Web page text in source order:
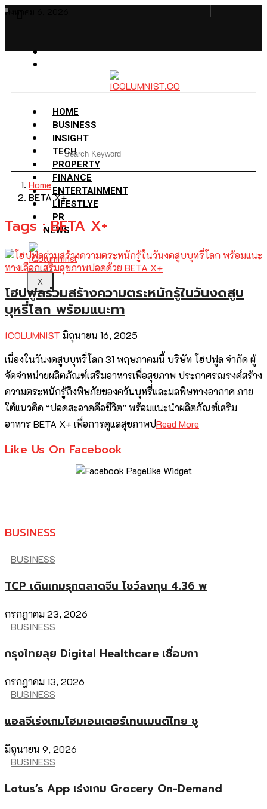
สิงหาคม 6, 2026
HOME
BUSINESS
INSIGHT
TECH
PROPERTY
FINANCE
ENTERTAINMENT
LIFESTLYE
PR
NEWS
X
Home
BETA X+
Tags : BETA X+
โฮปฟูลร่วมสร้างความตระหนักรู้ในวันงดสูบ
บุหรี่โลก พร้อมแนะทา
ICOLUMNIST มิถุนายน 16, 2025
เนื่องในวันงดสูบบุหรี่โลก 31 พฤษภาคมนี้ บริษัท โฮปฟูล จำกัด ผู้
จัดจำหน่ายผลิตภัณฑ์เสริมอาหารเพื่อสุขภาพ ประกาศรณรงค์สร้าง
ความตระหนักรู้ถึงพิษภัยของควันบุหรี่และมลพิษทางอากาศ ภาย
ใต้แนวคิด “ปอดสะอาดคือชีวิต” พร้อมแนะนำผลิตภัณฑ์เสริม
อาหาร BETA X+ เพื่อการดูแลสุขภาพปRead More
Like Us On Facebook
BUSINESS
BUSINESS
TCP เดินเกมรุกตลาดจีน โชว์ลงทุน 4.36 พ
กรกฎาคม 23, 2026
BUSINESS
กรุงไทยลุย Digital Healthcare เชื่อมกา
กรกฎาคม 13, 2026
BUSINESS
แอลจีเร่งเกมโฮมเอนเตอร์เทนเมนต์ไทย ชู
มิถุนายน 9, 2026
BUSINESS
Lotus’s App เร่งเกม Grocery On-Demand